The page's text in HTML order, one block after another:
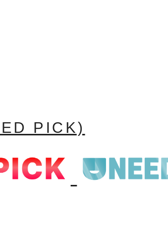
PICK)